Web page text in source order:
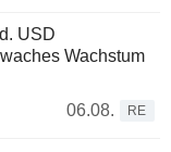
USD
Wachstum
06.08.
RE